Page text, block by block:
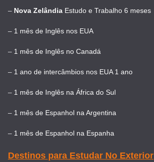
– Nova Zelândia Estudo e Trabalho 6 meses
– 1 mês de Inglês nos EUA
– 1 mês de Inglês no Canadá
– 1 ano de intercâmbios nos EUA 1 ano
– 1 mês de Inglês na África do Sul
– 1 mês de Espanhol na Argentina
– 1 mês de Espanhol na Espanha
Destinos para Estudar No Exterior